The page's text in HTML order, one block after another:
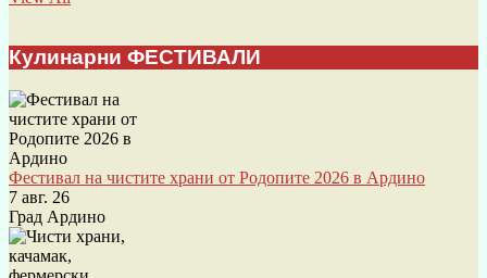
Кулинарни ФЕСТИВАЛИ
Фестивал на чистите храни от Родопите 2026 в Ардино
7 авг. 26
Град Ардино